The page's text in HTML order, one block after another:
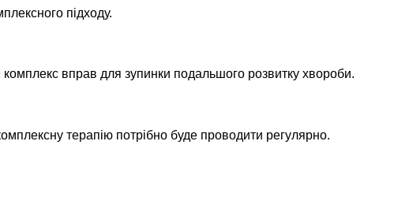
підходу.
вправ для зупинки подальшого розвитку хвороби.
терапію потрібно буде проводити регулярно.